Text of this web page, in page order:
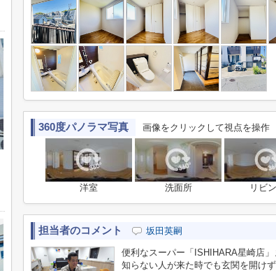
360度パノラマ写真 画像をクリックして視点を操作
洋室 洗面所 リビ
担当者のコメント 坂田英嗣
便利なスーパー「ISHIHARA星崎店
知らない人が来た時でも玄関を開け